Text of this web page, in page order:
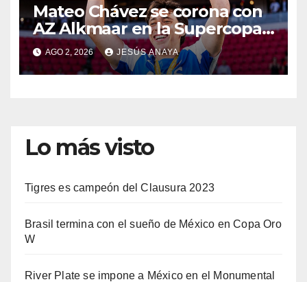
Mateo Chávez se corona con
AZ Alkmaar en la Supercopa
de Países Bajos
AGO 2, 2026 JESÚS ANAYA
Lo más visto
Tigres es campeón del Clausura 2023
Brasil termina con el sueño de México en Copa Oro
W
River Plate se impone a México en el Monumental